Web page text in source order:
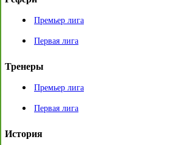
Премьер лига
Первая лига
Тренеры
Премьер лига
Первая лига
История